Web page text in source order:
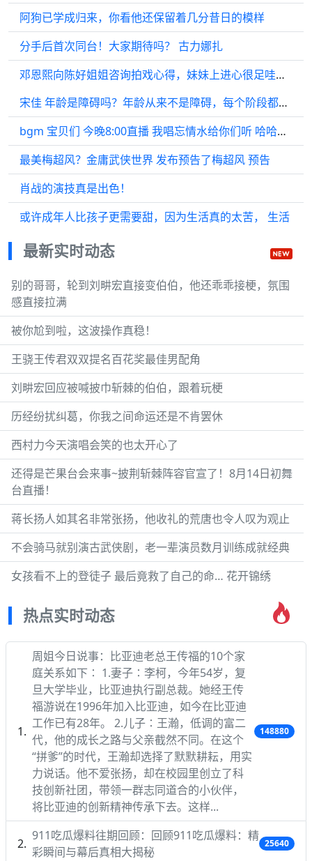
阿狗已学成归来，你看他还保留着几分昔日的模样
分手后首次同台！大家期待吗？ 古力娜扎
邓恩熙向陈好姐姐咨询拍戏心得，妹妹上进心很足哇，期待更多更好的作品
宋佳 年龄是障碍吗？年龄从来不是障碍，每个阶段都有其独特的魅力， 陈数
bgm 宝贝们 今晚8:00直播 我唱忘情水给你们听 哈哈哈 直播见 刘德华
最美梅超风？金庸武侠世界 发布预告了梅超风 预告
肖战的演技真是出色！
或许成年人比孩子更需要甜，因为生活真的太苦， 生活
最新实时动态
别的哥哥，轮到刘畊宏直接变伯伯，他还乖乖接梗，氛围
感直接拉满
被你尬到啦，这波操作真稳！
王骁王传君双双提名百花奖最佳男配角
刘畊宏回应被喊披巾斩棘的伯伯，跟着玩梗
历经纷扰纠葛，你我之间命运还是不肯罢休
西村力今天演唱会笑的也太开心了
还得是芒果台会来事~披荆斩棘阵容官宣了！8月14日初舞
台直播！
蒋长扬人如其名非常张扬，他收礼的荒唐也令人叹为观止
不会骑马就别演古武侠剧，老一辈演员数月训练成就经典
女孩看不上的登徒子 最后竟救了自己的命… 花开锦绣
热点实时动态
周姐今日说事：比亚迪老总王传福的10个家
庭关系如下∶ 1.妻子∶李柯，今年54岁，复
旦大学毕业，比亚迪执行副总裁。她经王传
福游说在1996年加入比亚迪，如今在比亚迪
工作已有28年。 2.儿子∶王瀚，低调的富二
代，他的成长之路与父亲截然不同。在这个
“拼爹”的时代，王瀚却选择了默默耕耘，用实
力说话。他不爱张扬，却在校园里创立了科
技创新社团，带领一群志同道合的小伙伴，
将比亚迪的创新精神传承下去。这样...
148880
911吃瓜爆料往期回顾：回顾911吃瓜爆料：精
彩瞬间与幕后真相大揭秘
25640